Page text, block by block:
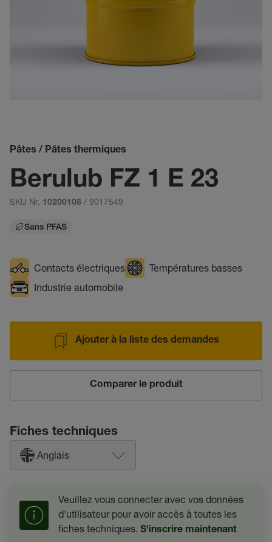
Pâtes / Pâtes thermiques
Berulub FZ 1 E 23
SKU Nr. 10200108 / 9017549
Sans PFAS
Contacts électriques
Températures basses
Industrie automobile
Ajouter à la liste des demandes
Comparer le produit
Fiches techniques
Anglais
Veuillez vous connecter avec vos données
d'utilisateur pour avoir accès à toutes les
fiches techniques. S'inscrire maintenant